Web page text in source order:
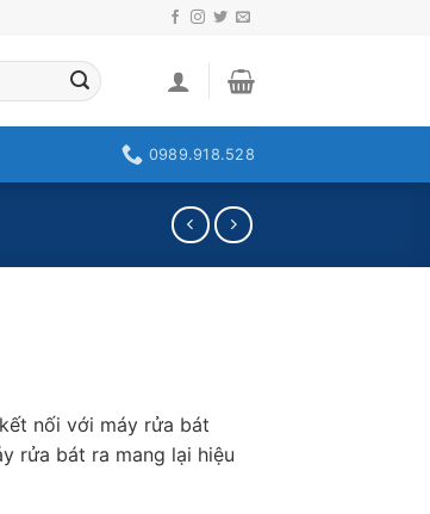
0989.918.528
nối với máy rửa bát
rửa bát ra mang lại hiệu